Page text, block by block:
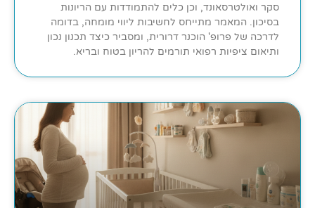
סקר ואולטרסאונד, וכן כלים להתמודדות עם הריונות
בסיכון. המאמר מתייחס לחשיבות ליווי מומחה, בדומה
לדרכה של פרופ' הוכנר דרורית, ומסביר כיצד תכנון נכון
ותיאום ציפיות רפואי תורמים להריון בטוח ובריא.